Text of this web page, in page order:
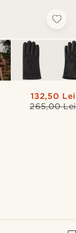
265,00 Lei
132,50 Lei